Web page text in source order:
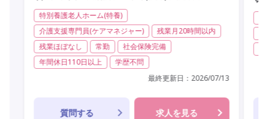
特別養護老人ホーム(特養)
介護支援専門員(ケアマネジャー)
残業月20時間以内
残業ほぼなし
常勤
社会保険完備
年間休日110日以上
学歴不問
最終更新日： 2026/07/13
質問する 求人を見る